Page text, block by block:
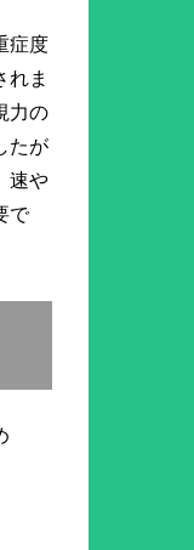
症度
れま
力の
たが
速や
で